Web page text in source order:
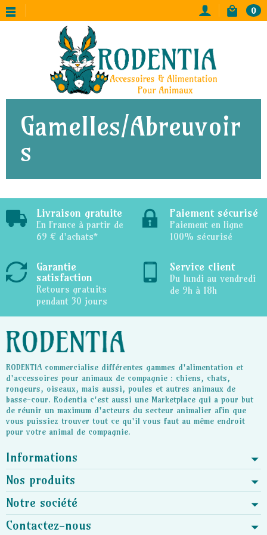
0
Gamelles/Abreuvoir
s
Livraison gratuite
En France à partir de
69 € d'achats*
Paiement sécurisé
Paiement en ligne
100% sécurisé
Garantie
satisfaction
Retours gratuits
pendant 30 jours
Service client
Du lundi au vendredi
de 9h à 18h
RODENTIA commercialise différentes gammes d'alimentation et
d'accessoires pour animaux de compagnie : chiens, chats,
rongeurs, oiseaux, mais aussi, poules et autres animaux de
basse-cour. Rodentia c'est aussi une Marketplace qui a pour but
de réunir un maximum d'acteurs du secteur animalier afin que
vous puissiez trouver tout ce qu'il vous faut au même endroit
pour votre animal de compagnie.
Informations
Nos produits
Notre société
Contactez-nous